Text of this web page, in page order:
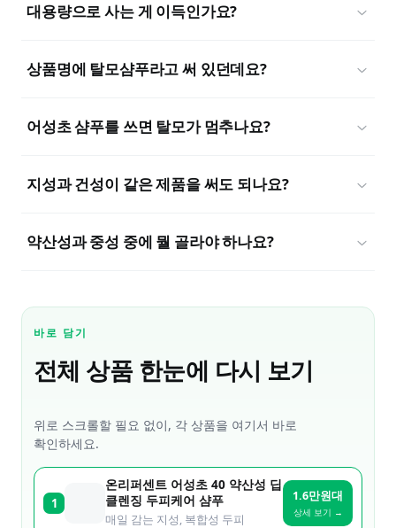
대용량으로 사는 게 이득인가요?
상품명에 탈모샴푸라고 써 있던데요?
어성초 샴푸를 쓰면 탈모가 멈추나요?
지성과 건성이 같은 제품을 써도 되나요?
약산성과 중성 중에 뭘 골라야 하나요?
바로 담기
전체 상품 한눈에 다시 보기
위로 스크롤할 필요 없이, 각 상품을 여기서 바로
확인하세요.
1
온리퍼센트 어성초 40 약산성 딥
클렌징 두피케어 샴푸
매일 감는 지성, 복합성 두피
1.6만원대
상세 보기 →